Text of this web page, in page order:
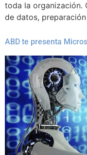
toda la organización.
de datos,
ABD te presenta